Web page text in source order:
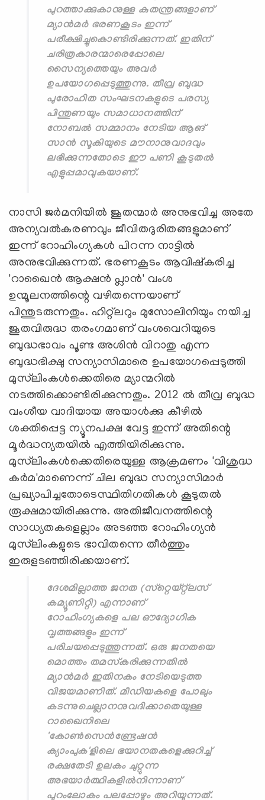
പുറത്താക്കുകാനുള്ള കുതന്ത്രങ്ങളാണ്
മ്യാന്‍മര്‍ ഭരണകൂടം ഇന്ന്
പരീക്ഷിച്ചുകൊണ്ടിരിക്കുന്നത്. ഇതിന്
ചരിത്രകാരന്മാരെപ്പോലെ
സൈന്യത്തെയും അവര്‍
ഉപയോഗപ്പെടുത്തുന്നു. തീവ്ര ബുദ്ധ
പുരോഹിത സംഘടനകളുടെ പരസ്യ
പിന്തുണയും സമാധാനത്തിന്
നോബല്‍ സമ്മാനം നേടിയ ആങ്
സാന്‍ സൂകിയുടെ മൗനാനുവാദവും
ലഭിക്കുന്നതോടെ ഈ പണി കൂടുതല്‍
എളുപ്പമാവുകയാണ്.
നാസി ജര്‍മനിയില്‍ ജൂതന്മാര്‍ അനുഭവിച്ച അതേ
അന്യവല്‍കരണവും ജീവിതദുരിതങ്ങളുമാണ്
ഇന്ന് റോഹിംഗ്യകള്‍ പിറന്ന നാട്ടില്‍
അനുഭവിക്കുന്നത്. ഭരണകൂടം ആവിഷ്‌കരിച്ച
'റാഖൈന്‍ ആക്ഷന്‍ പ്ലാന്‍' വംശ
ഉന്മൂലനത്തിന്റെ വഴിതന്നെയാണ്
പിന്തുടരുന്നതും. ഹിറ്റ്‌ലറും മുസോലിനിയും നയിച്ച
ജൂതവിരുദ്ധ തരംഗമാണ് വംശവെറിയുടെ
ബുദ്ധഭാവം പൂണ്ട അശിന്‍ വിറാതു എന്ന
ബുദ്ധഭിക്ഷു സന്യാസിമാരെ ഉപയോഗപ്പെടുത്തി
മുസ്‌ലിംകള്‍ക്കെതിരെ മ്യാന്മറില്‍
നടത്തിക്കൊണ്ടിരിക്കുന്നതും. 2012 ല്‍ തീവ്ര ബുദ്ധ
വംശീയ വാദിയായ അയാള്‍ക്കു കീഴില്‍
ശക്തിപ്പെട്ട ന്യൂനപക്ഷ വേട്ട ഇന്ന് അതിന്റെ
മൂര്‍ദ്ധന്യതയില്‍ എത്തിയിരിക്കുന്നു.
മുസ്‌ലിംകള്‍ക്കെതിരെയുള്ള ആക്രമണം 'വിശുദ്ധ
കര്‍മ'മാണെന്ന് ചില ബുദ്ധ സന്യാസിമാര്‍
പ്രഖ്യാപിച്ചതോടെസ്ഥിതിഗതികള്‍ കൂടുതല്‍
രൂക്ഷമായിരിക്കുന്നു. അതിജീവനത്തിന്റെ
സാധ്യതകളെല്ലാം അടഞ്ഞ റോഹിംഗ്യന്‍
മുസ്‌ലിംകളുടെ ഭാവിതന്നെ തീര്‍ത്തും
ഇരുളടഞ്ഞിരിക്കയാണ്.
ദേശമില്ലാത്ത ജനത (സ്‌റ്റെയ്റ്റ്‌ലസ്
കമ്യൂണിറ്റി) എന്നാണ്
റോഹിംഗ്യകളെ പല ഔദ്യോഗിക
വൃത്തങ്ങളും ഇന്ന്
പരിചയപ്പെടുത്തുന്നത്. ഒരു ജനതയെ
മൊത്തം തമസ്‌കരിക്കുന്നതില്‍
മ്യാന്‍മര്‍ ഇതിനകം നേടിയെടുത്ത
വിജയമാണിത്. മീഡിയകളെ പോലും
കടന്നുചെല്ലാനനുവദിക്കാതെയുള്ള
റാഖൈനിലെ
'കോണ്‍സെന്‍ണ്ട്രേഷന്‍
ക്യാംപുക'ളിലെ ഭയാനതകളെക്കുറിച്ച്
രക്ഷതേടി ഉലകം ചുറ്റുന്ന
അഭയാര്‍ത്ഥികളില്‍നിന്നാണ്
പുറംലോകം പലപ്പോഴും അറിയുന്നത്.